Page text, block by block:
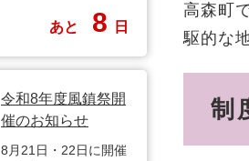
高森町
駆的な
制
あと 8 日
令和8年度風鎮祭開
催のお知らせ
8月21日・22日に開催